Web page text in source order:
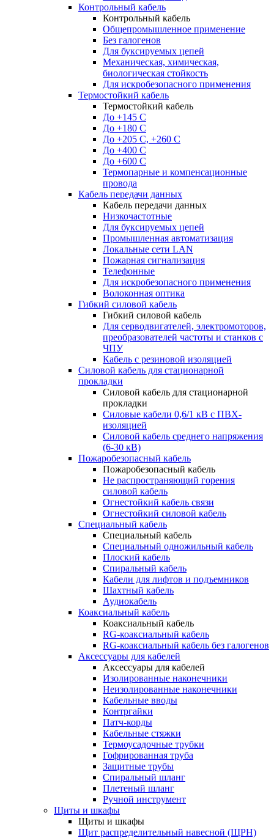
Контрольный кабель
Контрольный кабель
Общепромышленное применение
Без галогенов
Для буксируемых цепей
Механическая, химическая,
биологическая стойкость
Для искробезопасного применения
Термостойкий кабель
Термостойкий кабель
До +145 С
До +180 C
До +205 С, +260 С
До +400 C
До +600 С
Термопарные и компенсационные
провода
Кабель передачи данных
Кабель передачи данных
Низкочастотные
Для буксируемых цепей
Промышленная автоматизация
Локальные сети LAN
Пожарная сигнализация
Телефонные
Для искробезопасного применения
Волоконная оптика
Гибкий силовой кабель
Гибкий силовой кабель
Для серводвигателей, электромоторов,
преобразователей частоты и станков с
ЧПУ
Кабель с резиновой изоляцией
Силовой кабель для стационарной
прокладки
Силовой кабель для стационарной
прокладки
Силовые кабели 0,6/1 кВ с ПВХ-
изоляцией
Силовой кабель среднего напряжения
(6-30 кВ)
Пожаробезопасный кабель
Пожаробезопасный кабель
Не распространяющий горения
силовой кабель
Огнестойкий кабель связи
Огнестойкий силовой кабель
Специальный кабель
Специальный кабель
Специальный одножильный кабель
Плоский кабель
Спиральный кабель
Кабели для лифтов и подъемников
Шахтный кабель
Аудиокабель
Коаксиальный кабель
Коаксиальный кабель
RG-коаксиальный кабель
RG-коаксиальный кабель без галогенов
Аксессуары для кабелей
Аксессуары для кабелей
Изолированные наконечники
Неизолированные наконечники
Кабельные вводы
Контргайки
Патч-корды
Кабельные стяжки
Термоусадочные трубки
Гофрированная труба
Защитные трубы
Спиральный шланг
Плетеный шланг
Ручной инструмент
Щиты и шкафы
Щиты и шкафы
Щит распределительный навесной (ЩРН)